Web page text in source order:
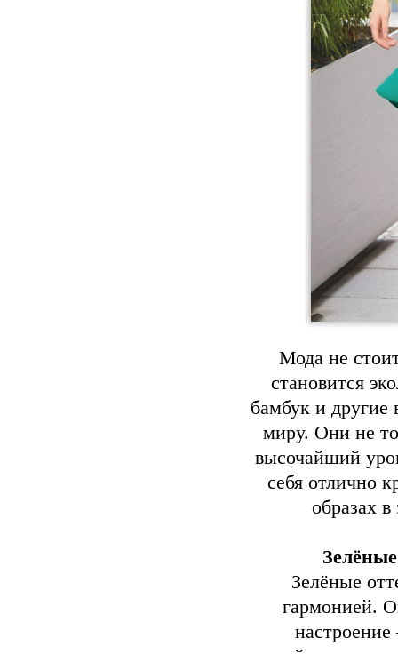
Мода не
становится
бамбук и
миру. Они не
высочайший
себя отлично
образах
Зелёные
гармонией.